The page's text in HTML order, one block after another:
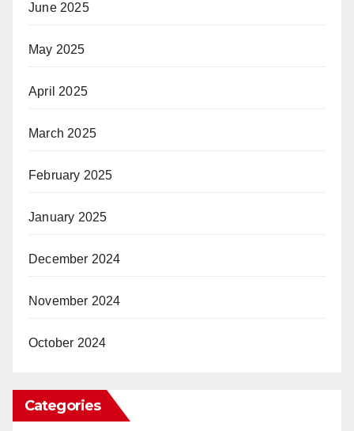
June 2025
May 2025
April 2025
March 2025
February 2025
January 2025
December 2024
November 2024
October 2024
Categories